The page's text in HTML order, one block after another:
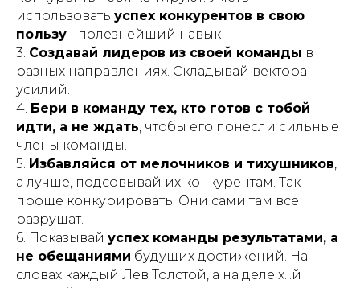
использовать успех конкурентов в свою
пользу - полезнейший навык
3. Создавай лидеров из своей команды в
разных направлениях. Складывай вектора
усилий.
4. Бери в команду тех, кто готов с тобой
идти, а не ждать, чтобы его понесли сильные
члены команды.
5. Избавляйся от мелочников и тихушников,
а лучше, подсовывай их конкурентам. Так
проще конкурировать. Они сами там все
разрушат.
6. Показывай успех команды результатами, а
не обещаниями будущих достижений. На
словах каждый Лев Толстой, а на деле х...й